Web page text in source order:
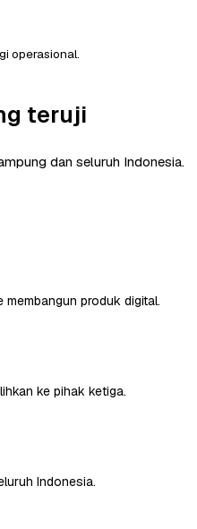
operasional.
teruji
dan seluruh Indonesia.
produk digital.
ke pihak ketiga.
Indonesia.